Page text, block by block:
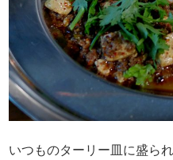
いつものターリー皿に盛ら